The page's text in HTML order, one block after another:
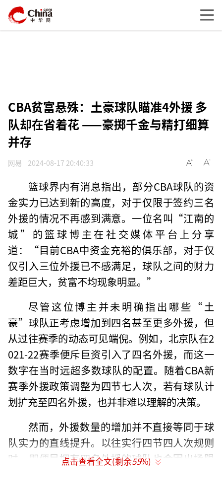
CBA贫富悬殊：土豪球队瞄准4外援 多
队却在省着花 ——豪掷千金与精打细算
并存
网易 2024-08-17 20:40:33
篮球界内有消息指出，部分CBA球队的资
金实力已达到新的高度，对于仅限于签约三名
外援的情况不再感到满意。一位名叫“江南的
城”的篮球博主在社交媒体平台上分享
道：“目前CBA中资金充裕的俱乐部，对于仅
仅引入三位外援已不感满足，球队之间的财力
差距巨大，贫富不均现象明显。”
尽管这位博主并未明确指出哪些“土
豪”球队正考虑增加到四名甚至更多外援，但
从过往赛季的动态可见端倪。例如，北京队在2
021-22赛季便斥巨资引入了四名外援，而这一
数字在当时远超多数球队的配置。随着CBA新
赛季外援政策调整为四节七人次，若有球队计
划扩充至四名外援，也并非难以理解的决策。
然而，外援数量的增加并不直接等同于球
队实力的直线提升。以往实行四节四人次规则
时，即便是拥有四名外援的球队也会因出场限
点击查看全文(剩余55%)